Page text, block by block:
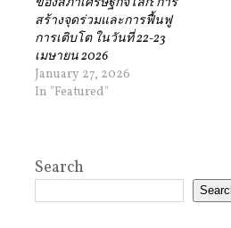
สร้างจุดร่วมและการฟื้นฟู
การเติบโต ในวันที่ 22-23
เมษายน 2026
January 27, 2026
In "Featured"
Search